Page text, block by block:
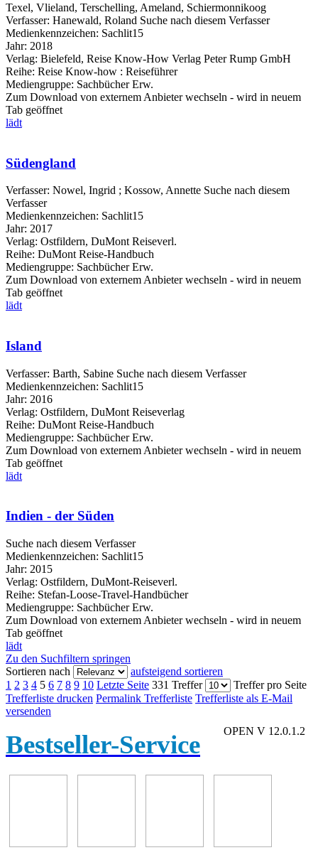
Texel, Vlieland, Terschelling, Ameland, Schiermonnikoog
Verfasser: Hanewald, Roland Suche nach diesem Verfasser
Medienkennzeichen: Sachlit15
Jahr: 2018
Verlag: Bielefeld, Reise Know-How Verlag Peter Rump GmbH
Reihe: Reise Know-how : Reiseführer
Mediengruppe: Sachbücher Erw.
Zum Download von externem Anbieter wechseln - wird in neuem
Tab geöffnet
lädt
Südengland
Verfasser: Nowel, Ingrid ; Kossow, Annette Suche nach diesem
Verfasser
Medienkennzeichen: Sachlit15
Jahr: 2017
Verlag: Ostfildern, DuMont Reiseverl.
Reihe: DuMont Reise-Handbuch
Mediengruppe: Sachbücher Erw.
Zum Download von externem Anbieter wechseln - wird in neuem
Tab geöffnet
lädt
Island
Verfasser: Barth, Sabine Suche nach diesem Verfasser
Medienkennzeichen: Sachlit15
Jahr: 2016
Verlag: Ostfildern, DuMont Reiseverlag
Reihe: DuMont Reise-Handbuch
Mediengruppe: Sachbücher Erw.
Zum Download von externem Anbieter wechseln - wird in neuem
Tab geöffnet
lädt
Indien - der Süden
Suche nach diesem Verfasser
Medienkennzeichen: Sachlit15
Jahr: 2015
Verlag: Ostfildern, DuMont-Reiseverl.
Reihe: Stefan-Loose-Travel-Handbücher
Mediengruppe: Sachbücher Erw.
Zum Download von externem Anbieter wechseln - wird in neuem
Tab geöffnet
lädt
Zu den Suchfiltern springen
Sortieren nach
aufsteigend sortieren
1 2 3 4 5 6 7 8 9 10 Letzte Seite 331 Treffer
Treffer pro Seite
Trefferliste drucken Permalink Trefferliste Trefferliste als E-Mail
versenden
OPEN V 12.0.1.2
Bestseller-Service